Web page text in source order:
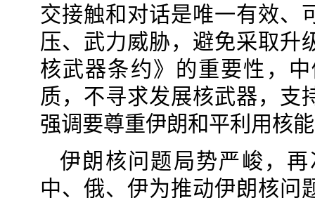
交接触和对话是唯一有效、
压、武力威胁，避免采取升
核武器条约》的重要性，
质，不寻求发展核武器，支
强调要尊重伊朗和平利用核
伊朗核问题局势严峻，
中、俄、伊为推动伊朗核问